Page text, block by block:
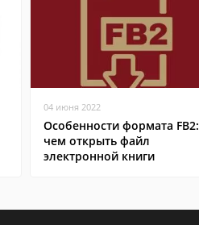
04 июня 2022
Особенности формата FB2:
чем открыть файл
электронной книги